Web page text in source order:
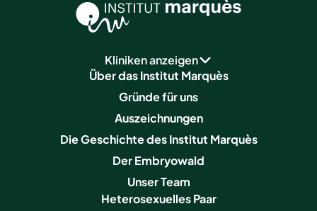
Kliniken anzeigen
Über das Institut Marquès
Gründe für uns
Auszeichnungen
Die Geschichte des Institut Marquès
Der Embryowald
Unser Team
Heterosexuelles Paar